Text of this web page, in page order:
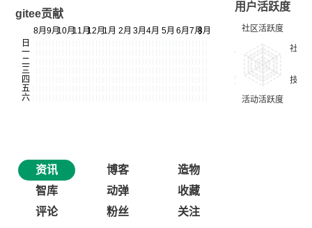
gitee贡献
用户活跃度
资讯 博客
造物
智库
动弹
收藏
评论
粉丝 关注